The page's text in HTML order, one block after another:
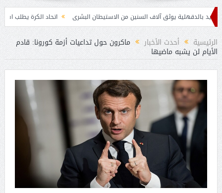
يوثق آلاف السنين من الاستيطان البشرى اتحاد الكرة يطلب استضافة أمم إفريقيا تحت 23 عامًا
الرئيسية أحدث الأخبار ماكرون حول تداعيات أزمة كورونا: قادم
الأيام لن يشبه ماضيها